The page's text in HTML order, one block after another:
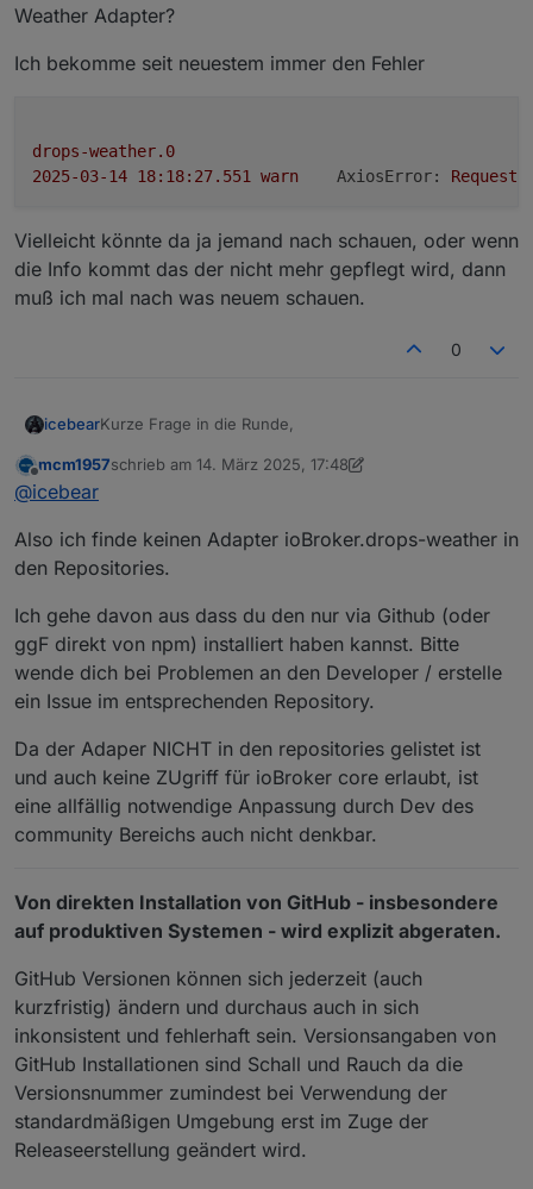
Weather Adapter?
Ich bekomme seit neuestem immer den Fehler
drops-weather.0
warn AxiosError: Request
Vielleicht könnte da ja jemand nach schauen, oder wenn
die Info kommt das der nicht mehr gepflegt wird, dann
muß ich mal nach was neuem schauen.
0
icebearKurze Frage in die Runde,
Kümmert sich eigentlich noch jemand um den Drops-
Vielleicht könnte da ja jemand nach schauen, oder
wenn die Info kommt das der nicht mehr gepflegt wird,
dann muß ich mal nach was neuem schauen.
Offline
mcm1957schrieb am 14. März 2025, 17:48
zuletzt editiert von mcm1957
@icebear
Also ich finde keinen Adapter ioBroker.drops-weather in
den Repositories.
Ich gehe davon aus dass du den nur via Github (oder
ggF direkt von npm) installiert haben kannst. Bitte
wende dich bei Problemen an den Developer / erstelle
ein Issue im entsprechenden Repository.
Da der Adaper NICHT in den repositories gelistet ist
und auch keine ZUgriff für ioBroker core erlaubt, ist
eine allfällig notwendige Anpassung durch Dev des
community Bereichs auch nicht denkbar.
Von direkten Installation von GitHub - insbesondere
auf produktiven Systemen - wird explizit abgeraten.
GitHub Versionen können sich jederzeit (auch
kurzfristig) ändern und durchaus auch in sich
inkonsistent und fehlerhaft sein. Versionsangaben von
GitHub Installationen sind Schall und Rauch da die
Versionsnummer zumindest bei Verwendung der
standardmäßigen Umgebung erst im Zuge der
Releaseerstellung geändert wird.